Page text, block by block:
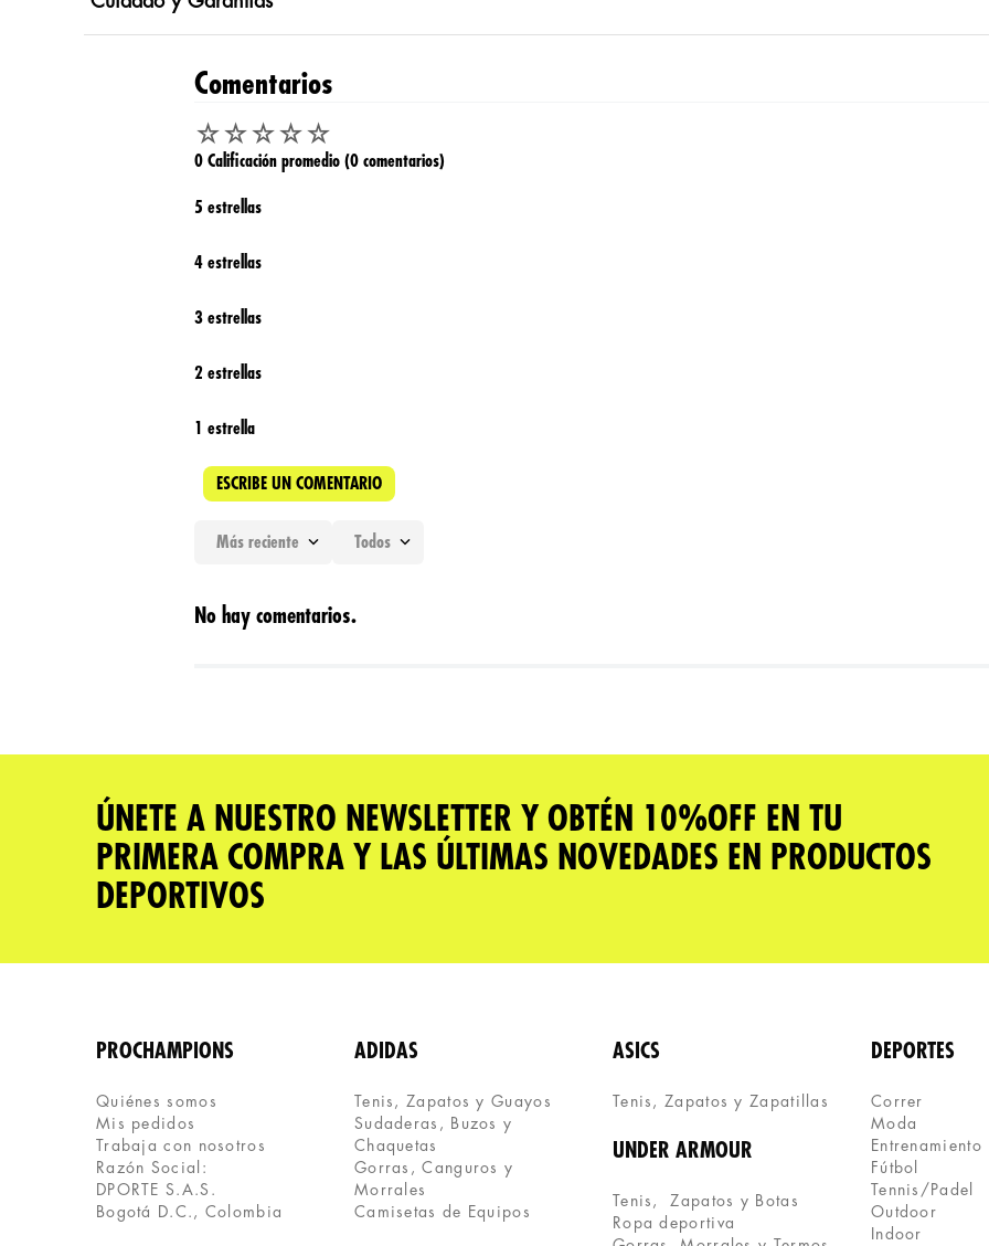
Comentarios
☆☆☆☆☆
0 Calificación promedio (0 comentarios)
5 estrellas
4 estrellas
3 estrellas
2 estrellas
1 estrella
ESCRIBE UN COMENTARIO
★★★★★
Dirección de email
ENVIAR COMENTARIO
Más reciente Todos
No hay comentarios.
ÚNETE A NUESTRO NEWSLETTER Y OBTÉN 10%OFF EN TU
PRIMERA COMPRA Y LAS ÚLTIMAS NOVEDADES EN PRODUCTOS
DEPORTIVOS
PROCHAMPIONS
Quiénes somos
Mis pedidos
Trabaja con nosotros
Razón Social:
DPORTE S.A.S.
Bogotá D.C., Colombia
ADIDAS
Tenis, Zapatos y Guayos
Sudaderas, Buzos y
Chaquetas
Gorras, Canguros y
Morrales
Camisetas de Equipos
ASICS
Tenis, Zapatos y Zapatillas
UNDER ARMOUR
Tenis,  Zapatos y Botas
Ropa deportiva
DEPORTES
Correr
Moda
Entrenamiento
Fútbol
Tennis/Padel
Outdoor
Indoor